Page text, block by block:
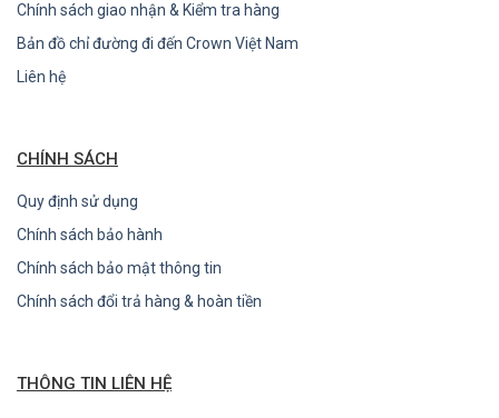
Chính sách giao nhận & Kiểm tra hàng
Bản đồ chỉ đường đi đến Crown Việt Nam
Liên hệ
CHÍNH SÁCH
Quy định sử dụng
Chính sách bảo hành
Chính sách bảo mật thông tin
Chính sách đổi trả hàng & hoàn tiền
THÔNG TIN LIÊN HỆ